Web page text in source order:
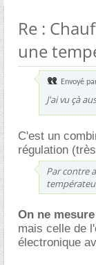
Re :
une
Envoyé
J'ai vu çà
C'est un
régulation
Par contre
On ne
mais celle de
électronique